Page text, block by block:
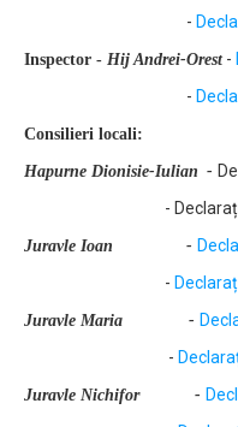
-
Inspector - Hij Andrei-Orest-
-
Consilieri locali:
Hapurne Dionisie-Iulian -
- Declarație de
Juravle Ioan -
-
Juravle Maria -
-
Juravle Nichifor -